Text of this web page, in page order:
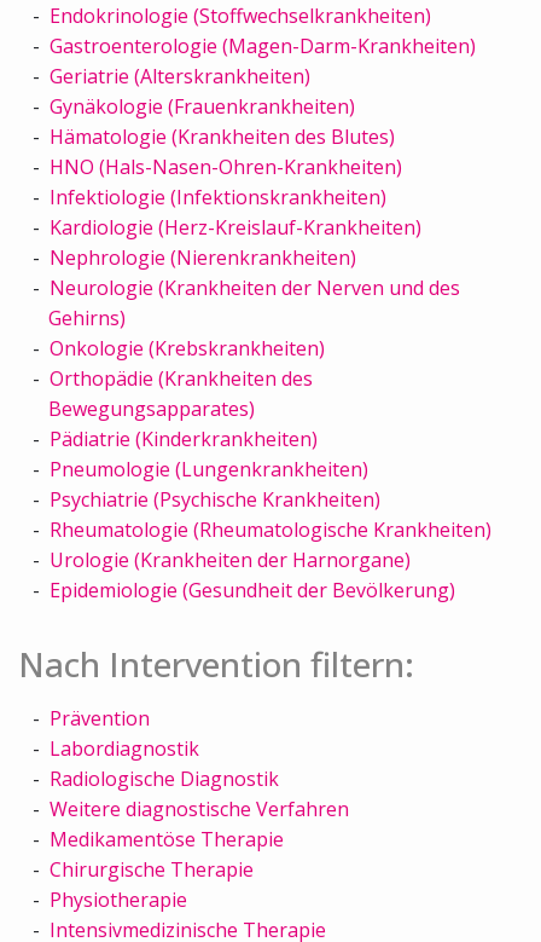
Endokrinologie (Stoffwechselkrankheiten)
Gastroenterologie (Magen-Darm-Krankheiten)
Geriatrie (Alterskrankheiten)
Gynäkologie (Frauenkrankheiten)
Hämatologie (Krankheiten des Blutes)
HNO (Hals-Nasen-Ohren-Krankheiten)
Infektiologie (Infektionskrankheiten)
Kardiologie (Herz-Kreislauf-Krankheiten)
Nephrologie (Nierenkrankheiten)
Neurologie (Krankheiten der Nerven und des
Gehirns)
Onkologie (Krebskrankheiten)
Orthopädie (Krankheiten des
Bewegungsapparates)
Pädiatrie (Kinderkrankheiten)
Pneumologie (Lungenkrankheiten)
Psychiatrie (Psychische Krankheiten)
Rheumatologie (Rheumatologische Krankheiten)
Urologie (Krankheiten der Harnorgane)
Epidemiologie (Gesundheit der Bevölkerung)
Nach Intervention filtern:
Prävention
Labordiagnostik
Radiologische Diagnostik
Weitere diagnostische Verfahren
Medikamentöse Therapie
Chirurgische Therapie
Physiotherapie
Intensivmedizinische Therapie